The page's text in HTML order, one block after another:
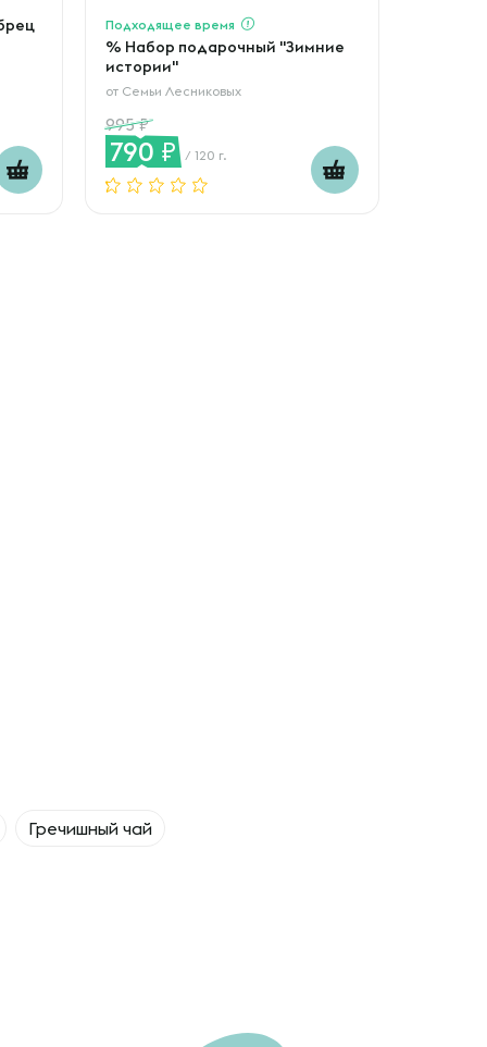
Подходящее время
% Набор подарочный "Зимние
истории"
от Семьи Лесниковых
995
790 / 120 г.
Гречишный чай